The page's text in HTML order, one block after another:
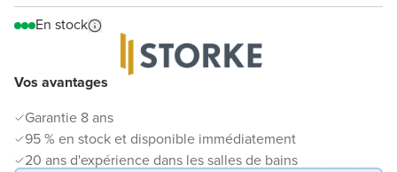
Vos avantages
Garantie 8 ans
95 % en stock et disponible immédiatement
20 ans d'expérience dans les salles de bains
En stock